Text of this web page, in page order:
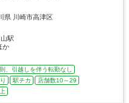
県 川崎市高津区
駅
か
、引越しを伴う転勤なし
駅チカ
店舗数10～29